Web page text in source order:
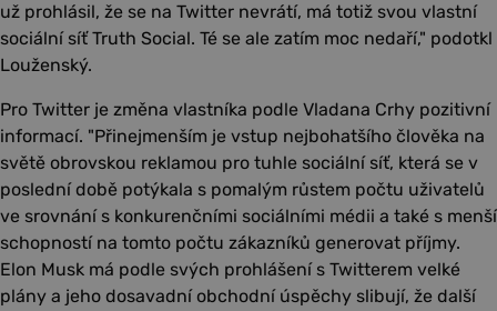
už prohlásil, že se na Twitter nevrátí, má totiž svou vlastní
sociální síť Truth Social. Té se ale zatím moc nedaří," podotkl
Louženský.
Pro Twitter je změna vlastníka podle Vladana Crhy pozitivní
informací. "Přinejmenším je vstup nejbohatšího člověka na
světě obrovskou reklamou pro tuhle sociální síť, která se v
poslední době potýkala s pomalým růstem počtu uživatelů
ve srovnání s konkurenčními sociálními médii a také s menší
schopností na tomto počtu zákazníků generovat příjmy.
Elon Musk má podle svých prohlášení s Twitterem velké
plány a jeho dosavadní obchodní úspěchy slibují, že další